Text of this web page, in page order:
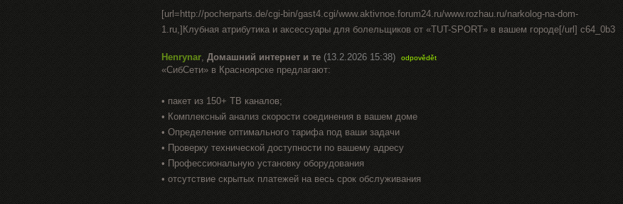
[url=http://pocherparts.de/cgi-bin/gast4.cgi/www.aktivnoe.forum24.ru/www.rozhau.ru/narkolog-na-dom-
1.ru,]Клубная атрибутика и аксессуары для болельщиков от «TUT-SPORT» в вашем городе[/url] c64_0b3
Henrynar, Домашний интернет и те (13.2.2026 15:38) odpovědět
«СибСети» в Красноярске предлагают:
• пакет из 150+ ТВ каналов;
• Комплексный анализ скорости соединения в вашем доме
• Определение оптимального тарифа под ваши задачи
• Проверку технической доступности по вашему адресу
• Профессиональную установку оборудования
• отсутствие скрытых платежей на весь срок обслуживания